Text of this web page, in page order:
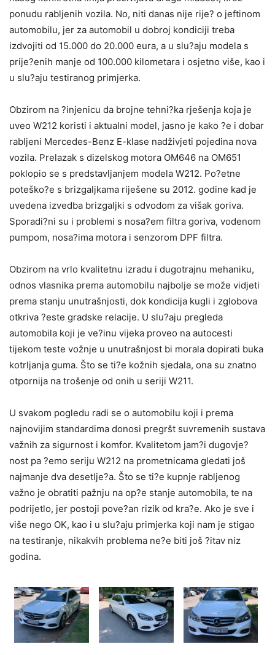
ponudu rabljenih vozila. No, niti danas nije rije? o jeftinom
automobilu, jer za automobil u dobroj kondiciji treba
izdvojiti od 15.000 do 20.000 eura, a u slu?aju modela s
prije?enih manje od 100.000 kilometara i osjetno više, kao i
u slu?aju testiranog primjerka.
Obzirom na ?injenicu da brojne tehni?ka rješenja koja je
uveo W212 koristi i aktualni model, jasno je kako ?e i dobar
rabljeni Mercedes-Benz E-klase nadživjeti pojedina nova
vozila. Prelazak s dizelskog motora OM646 na OM651
poklopio se s predstavljanjem modela W212. Po?etne
poteško?e s brizgaljkama riješene su 2012. godine kad je
uvedena izvedba brizgaljki s odvodom za višak goriva.
Sporadi?ni su i problemi s nosa?em filtra goriva, vodenom
pumpom, nosa?ima motora i senzorom DPF filtra.
Obzirom na vrlo kvalitetnu izradu i dugotrajnu mehaniku,
odnos vlasnika prema automobilu najbolje se može vidjeti
prema stanju unutrašnjosti, dok kondicija kugli i zglobova
otkriva ?este gradske relacije. U slu?aju pregleda
automobila koji je ve?inu vijeka proveo na autocesti
tijekom teste vožnje u unutrašnjost bi morala dopirati buka
kotrljanja guma. Što se ti?e kožnih sjedala, ona su znatno
otpornija na trošenje od onih u seriji W211.
U svakom pogledu radi se o automobilu koji i prema
najnovijim standardima donosi pregršt suvremenih sustava
važnih za sigurnost i komfor. Kvalitetom jam?i dugovje?
nost pa ?emo seriju W212 na prometnicama gledati još
najmanje dva desetlje?a. Što se ti?e kupnje rabljenog
važno je obratiti pažnju na op?e stanje automobila, te na
podrijetlo, jer postoji pove?an rizik od kra?e. Ako je sve i
više nego OK, kao i u slu?aju primjerka koji nam je stigao
na testiranje, nikakvih problema ne?e biti još ?itav niz
godina.